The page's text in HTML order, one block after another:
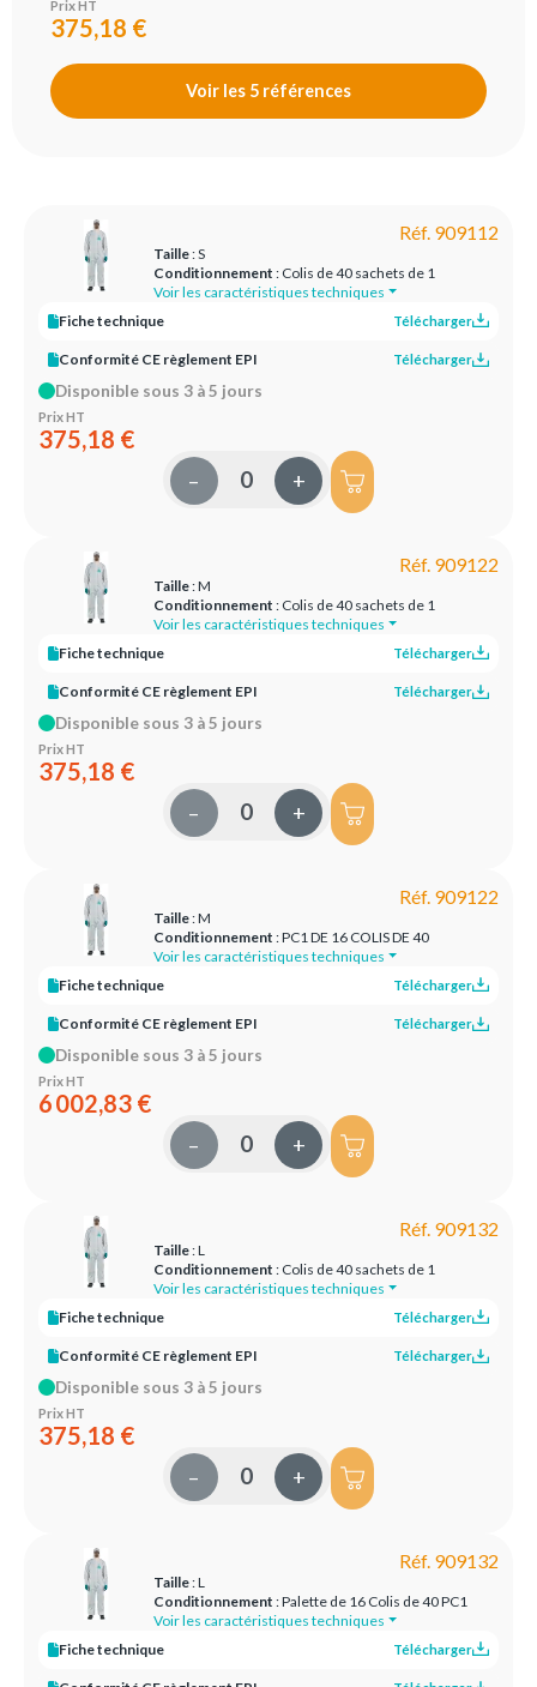
Prix HT
375,18 €
Voir les 5 références
Réf. 909112
Taille: S
Conditionnement : Colis de 40 sachets de 1
Voir les caractéristiques techniques
Fiche technique
Télécharger
Conformité CE règlement EPI Télécharger
Disponible sous 3 à 5 jours
Prix HT
375,18 €
– +
Réf. 909122
Taille: M
Conditionnement : Colis de 40 sachets de 1
Voir les caractéristiques techniques
Fiche technique
Télécharger
Conformité CE règlement EPI Télécharger
Disponible sous 3 à 5 jours
Prix HT
375,18 €
– +
Réf. 909122
Taille: M
Conditionnement : PC1 DE 16 COLIS DE 40
Voir les caractéristiques techniques
Fiche technique
Télécharger
Conformité CE règlement EPI Télécharger
Disponible sous 3 à 5 jours
Prix HT
6 002,83 €
– +
Réf. 909132
Taille: L
Conditionnement : Colis de 40 sachets de 1
Voir les caractéristiques techniques
Fiche technique
Télécharger
Conformité CE règlement EPI Télécharger
Disponible sous 3 à 5 jours
Prix HT
375,18 €
– +
Réf. 909132
Taille: L
Conditionnement : Palette de 16 Colis de 40 PC1
Voir les caractéristiques techniques
Fiche technique
Télécharger